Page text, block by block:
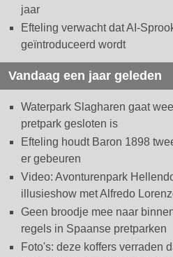
jaar
Efteling verwacht dat AI-
geïntroduceerd wordt
Vandaag een jaar geleden
Waterpark Slagharen gaat
pretpark gesloten is
Efteling houdt Baron 1898
er gebeuren
Video: Avonturenpark
illusieshow met Alfredo
Geen broodje mee naar
regels in Spaanse pretparken
Foto's: deze koffers verraden